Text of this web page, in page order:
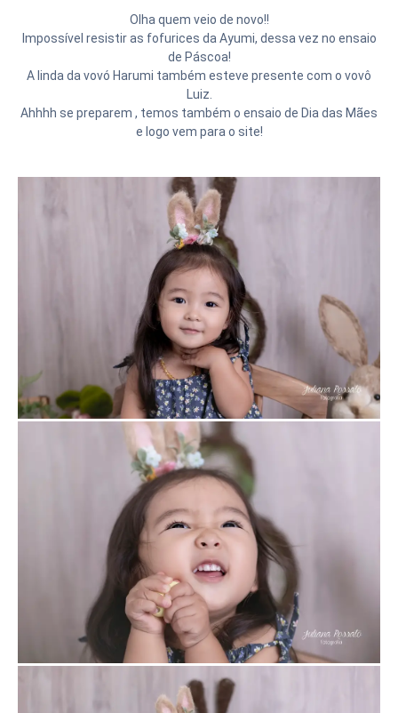
Olha quem veio de novo!!
Impossível resistir as fofurices da Ayumi, dessa vez no ensaio
de Páscoa!
A linda da vovó Harumi também esteve presente com o vovô
Luiz.
Ahhhh se preparem , temos também o ensaio de Dia das Mães
e logo vem para o site!